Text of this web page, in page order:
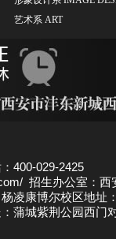
艺术系 ART
400-029-2425
招生办公室：西
凌康博尔校区地
蒲城紫荆公园西门